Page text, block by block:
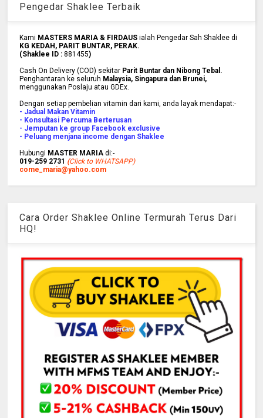
Pengedar Shaklee Terbaik
Kami MASTERS MARIA & FIRDAUS ialah Pengedar Sah Shaklee di
KG KEDAH, PARIT BUNTAR, PERAK.
(Shaklee ID :881455)
Cash On Delivery (COD) sekitar Parit Buntar dan Nibong Tebal.
Penghantaran ke seluruh Malaysia, Singapura dan Brunei,
menggunakan Poslaju atau GDEx.
Dengan setiap pembelian vitamin dari kami, anda layak mendapat:-
- Jadual Makan Vitamin
- Konsultasi Percuma Berterusan
- Jemputan ke group Facebook exclusive
- Peluang menjana income dengan Shaklee
Hubungi MASTER MARIA di:-
019-259 2731 (Click to WHATSAPP)
come_maria@yahoo.com
Cara Order Shaklee Online Termurah Terus Dari
HQ!